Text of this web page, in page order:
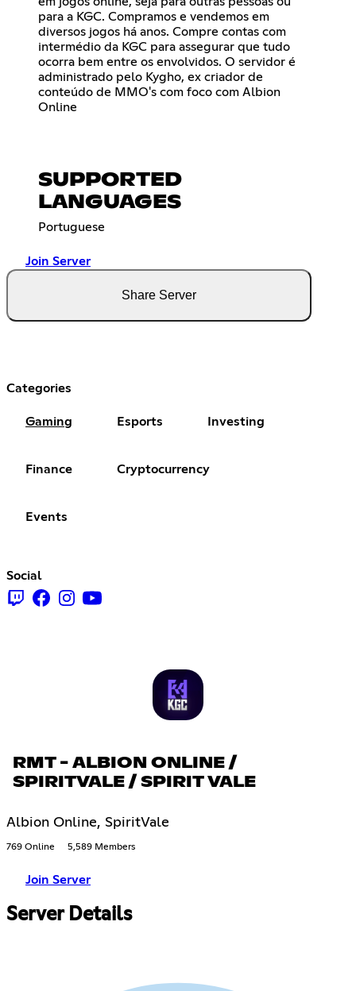
para a KGC. Compramos e vendemos em
diversos jogos há anos. Compre contas com
intermédio da KGC para assegurar que tudo
ocorra bem entre os envolvidos. O servidor é
administrado pelo Kygho, ex criador de
conteúdo de MMO's com foco com Albion
Online
SUPPORTED
LANGUAGES
Portuguese
Join Server
Share Server
Categories
Gaming Esports Investing
Finance Cryptocurrency
Events
Social
RMT - ALBION ONLINE /
SPIRITVALE / SPIRIT VALE
Albion Online, SpiritVale
769 Online 5,589 Members
Join Server
Server Details